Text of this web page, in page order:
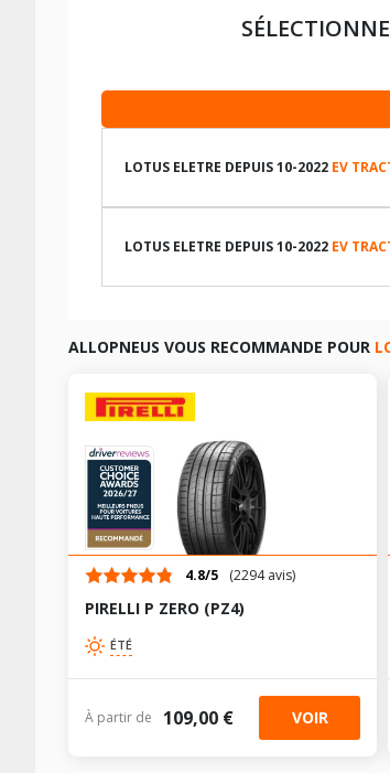
LOTUS ELETRE DEPUIS 10-2022 EV
LES DIMENSIONS COMPATIBLES
LOTUS ELETRE DEPUIS 10-2022 EV
LES DIMENSIONS COMPATIBLES
ALLOPNEUS VOUS RECOMMANDE POUR
4.8/5 (2294 avis)
PIRELLI P ZERO (PZ4)
ÉTÉ
À partir de 109,00 € VOIR